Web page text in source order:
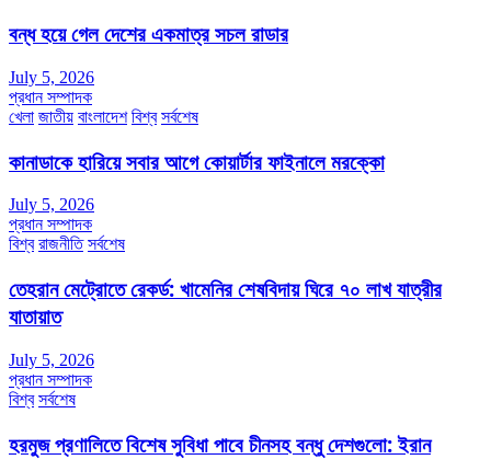
বন্ধ হয়ে গেল দেশের একমাত্র সচল রাডার
July 5, 2026
প্রধান সম্পাদক
খেলা জাতীয় বাংলাদেশ বিশ্ব সর্বশেষ
কানাডাকে হারিয়ে সবার আগে কোয়ার্টার ফাইনালে মরক্কো
July 5, 2026
প্রধান সম্পাদক
বিশ্ব রাজনীতি সর্বশেষ
তেহরান মেট্রোতে রেকর্ড: খামেনির শেষবিদায় ঘিরে ৭০ লাখ যাত্রীর
যাতায়াত
July 5, 2026
প্রধান সম্পাদক
বিশ্ব সর্বশেষ
হরমুজ প্রণালিতে বিশেষ সুবিধা পাবে চীনসহ বন্ধু দেশগুলো: ইরান